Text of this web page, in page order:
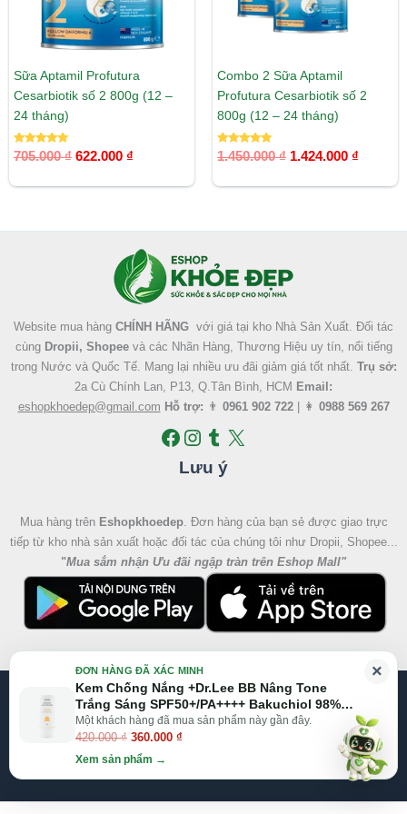
Sữa Aptamil Profutura
Cesarbiotik số 2 800g (12 –
24 tháng)
Được xếp
hạng
705.000₫ 622.000 ₫
Combo 2 Sữa Aptamil
Profutura Cesarbiotik số 2
800g (12 – 24 tháng)
Được xếp
hạng
1.450.000₫ 1.424.000 ₫
Website mua hàng CHÍNH HÃNG với giá tại kho Nhà Sản Xuất. Đối tác
cùng Dropii, Shopeevà các Nhãn Hàng, Thương Hiệu uy tín, nổi tiếng
trong Nước và Quốc Tế. Mang lại nhiều ưu đãi giảm giá tốt nhất. Trụ sở:
2a Cù Chính Lan, P13, Q.Tân Bình, HCM Email:
eshopkhoedep@gmail.com Hỗ trợ: 👨 0961 902 722| 👩 0988 569 267
Lưu ý
Mua hàng trên Eshopkhoedep. Đơn hàng của bạn sẻ được giao trực
tiếp từ kho nhà sản xuất hoặc đối tác của chúng tôi như Dropii, Shopee...
"Mua sắm nhận Ưu đãi ngập tràn trên Eshop Mall"
@2026 Eshop Khỏe Đẹp, All right reserved
Website:Eshop Mall Eshopkhoedep.com
×
ĐƠN HÀNG ĐÃ XÁC MINH
Kem Chống Nắng +Dr.Lee BB Nâng Tone
Trắng Sáng SPF50+/PA++++ Bakuchiol 98%
(50g)
Một khách hàng đã mua sản phẩm này gần đây.
420.000₫
gốc
là:
420.000 ₫.
360.000 ₫
hiện
tại
là:
Xem sản phẩm →